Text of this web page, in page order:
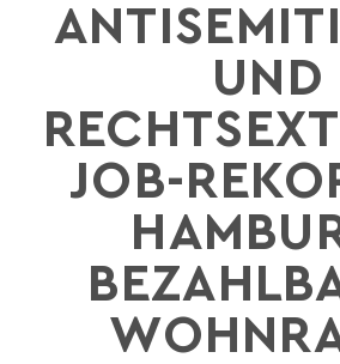
ND R
OB-